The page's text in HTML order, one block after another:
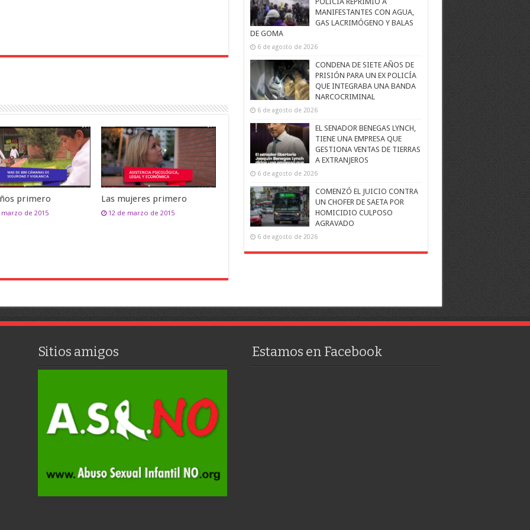
primero
marzo de 2015
Las mujeres primero
12 de marzo de 2015
MANIFESTANTES CON AGUA,
GAS LACRIMÓGENO Y BALAS
DE GOMA
6 de agosto de 2026
CONDENA DE SIETE AÑOS DE
PRISIÓN PARA UN EX POLICÍA
QUE INTEGRABA UNA BANDA
NARCOCRIMINAL
6 de agosto de 2026
EL SENADOR BENEGAS LYNCH,
TIENE UNA EMPRESA QUE
GESTIONA VENTAS DE TIERRAS
A EXTRANJEROS
6 de agosto de 2026
COMENZÓ EL JUICIO CONTRA
UN CHOFER DE SAETA POR
HOMICIDIO CULPOSO
AGRAVADO
6 de agosto de 2026
Sitios amigos Estamos en Facebook